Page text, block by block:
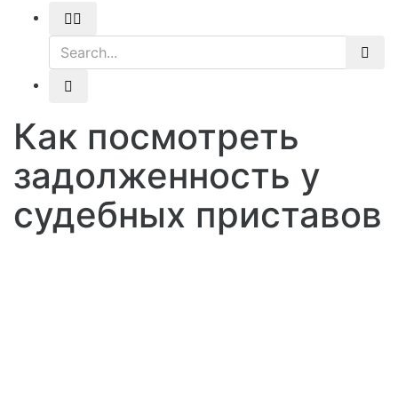
Как посмотреть
задолженность у
судебных приставов